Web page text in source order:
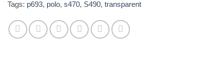
Tags: p693, polo, s470, S490, transparent